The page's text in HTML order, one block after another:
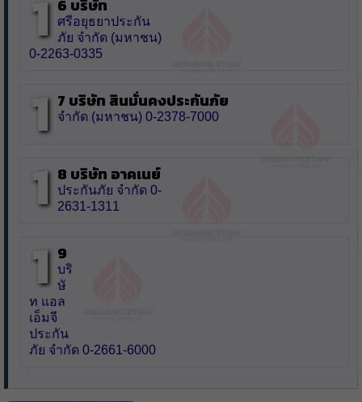
1 6 บริษัท
ศรีอยุธยาประกัน
ภัย จำกัด (มหาชน)
0-2263-0335
1 7 บริษัท สินมั่นคงประกันภัย
จำกัด (มหาชน) 0-2378-7000
1 8 บริษัท อาคเนย์
ประกันภัย จำกัด 0-
2631-1311
1 9
บริ
ษั
ท แอล
เอ็มจี
ประกัน
ภัย จำกัด 0-2661-6000